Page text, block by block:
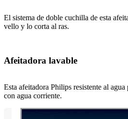
El sistema de doble cuchilla de esta
vello y lo corta al ras.
Afeitadora lavable
Esta afeitadora Philips resistente al
con agua corriente.